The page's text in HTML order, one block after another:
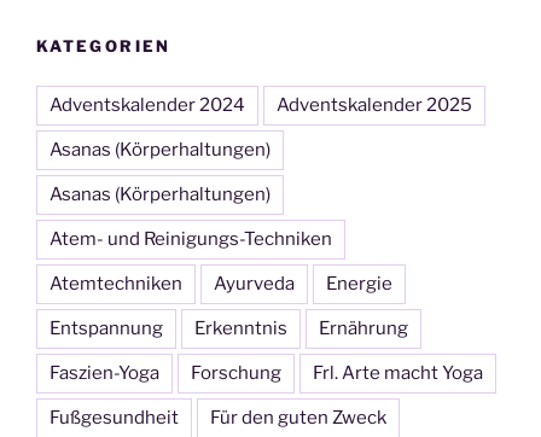
KATEGORIEN
Adventskalender 2024 Adventskalender 2025
Asanas (Körperhaltungen)
Asanas (Körperhaltungen)
Atem- und Reinigungs-Techniken
Atemtechniken Ayurveda Energie
Entspannung Erkenntnis Ernährung
Faszien-Yoga Forschung Frl. Arte macht Yoga
Fußgesundheit Für den guten Zweck